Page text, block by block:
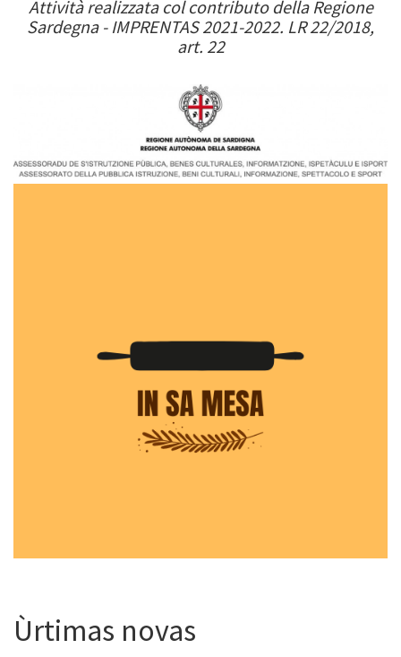
Attività realizzata col contributo della Regione
Sardegna - IMPRENTAS 2021-2022. LR 22/2018,
art. 22
Ùrtimas novas